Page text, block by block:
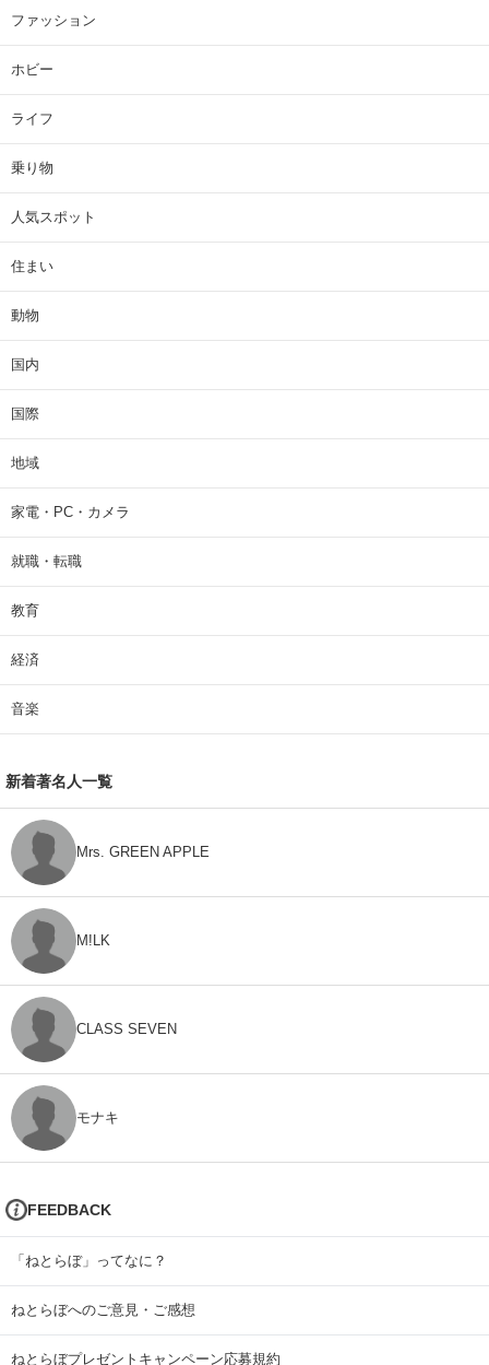
ファッション
ホビー
ライフ
乗り物
人気スポット
住まい
動物
国内
国際
地域
家電・PC・カメラ
就職・転職
教育
経済
音楽
新着著名人一覧
Mrs. GREEN APPLE
M!LK
CLASS SEVEN
モナキ
FEEDBACK
「ねとらぼ」ってなに？
ねとらぼへのご意見・ご感想
ねとらぼプレゼントキャンペーン応募規約